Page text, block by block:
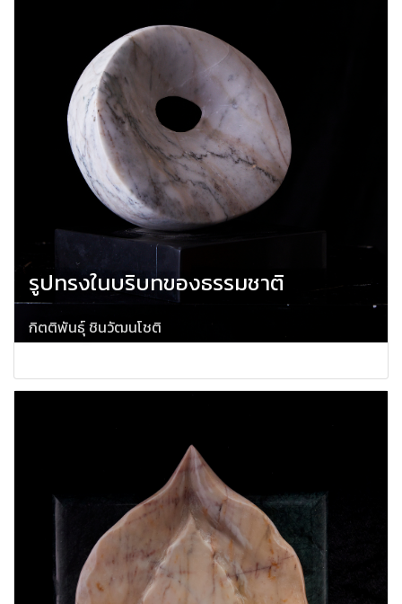
รูปทรงในบริบทของธรรมชาติ
กิตติพันธุ์ ชินวัฒนโชติ